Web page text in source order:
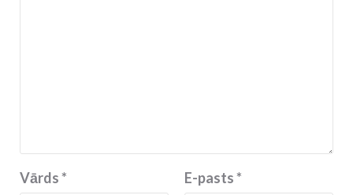
Vārds* E-pasts*